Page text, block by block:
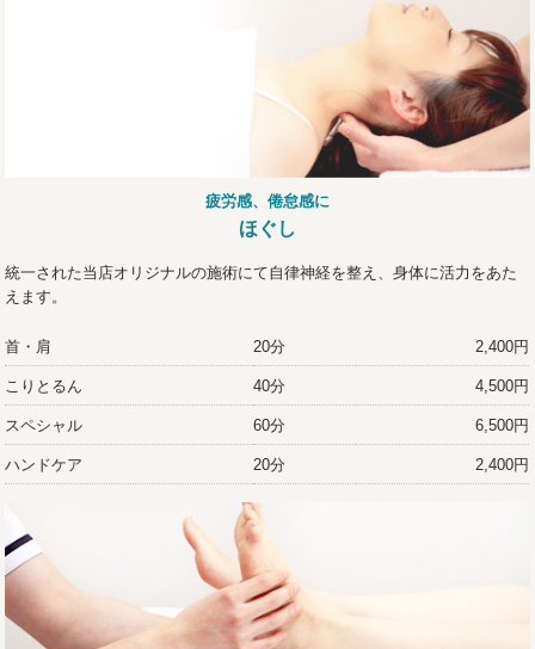
疲労感、倦怠感に
ほぐし
統一された当店オリジナルの施術にて自律神経を整え、身体に活力をあた
えます。
首・肩 20分 2,400円
こりとるん 40分 4,500円
スペシャル 60分 6,500円
ハンドケア 20分 2,400円